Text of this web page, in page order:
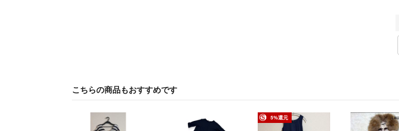
こちらの商品もおすすめです
5%還元